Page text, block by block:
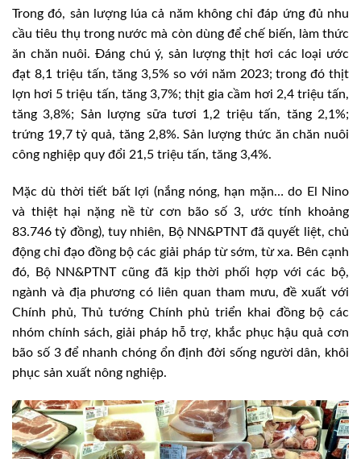
Trong đó, sản lượng lúa cả năm không chỉ đáp ứng đủ nhu
cầu tiêu thụ trong nước mà còn dùng để chế biến, làm thức
ăn chăn nuôi. Đáng chú ý, sản lượng thịt hơi các loại ước
đạt 8,1 triệu tấn, tăng 3,5% so với năm 2023; trong đó thịt
lợn hơi 5 triệu tấn, tăng 3,7%; thịt gia cầm hơi 2,4 triệu tấn,
tăng 3,8%; Sản lượng sữa tươi 1,2 triệu tấn, tăng 2,1%;
trứng 19,7 tỷ quả, tăng 2,8%. Sản lượng thức ăn chăn nuôi
công nghiệp quy đổi 21,5 triệu tấn, tăng 3,4%.
Mặc dù thời tiết bất lợi (nắng nóng, hạn mặn… do El Nino
và thiệt hại nặng nề từ cơn bão số 3, ước tính khoảng
83.746 tỷ đồng), tuy nhiên, Bộ NN&PTNT đã quyết liệt, chủ
động chỉ đạo đồng bộ các giải pháp từ sớm, từ xa. Bên cạnh
đó, Bộ NN&PTNT cũng đã kịp thời phối hợp với các bộ,
ngành và địa phương có liên quan tham mưu, đề xuất với
Chính phủ, Thủ tướng Chính phủ triển khai đồng bộ các
nhóm chính sách, giải pháp hỗ trợ, khắc phục hậu quả cơn
bão số 3 để nhanh chóng ổn định đời sống người dân, khôi
phục sản xuất nông nghiệp.